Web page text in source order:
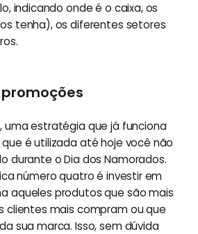
indicando onde é o caixa, os
tenha), os diferentes setores
uma estratégia que já funciona
é utilizada até hoje você não
durante o Dia dos Namorados.
número quatro é investir em
aqueles produtos que são mais
clientes mais compram ou que
sua marca. Isso, sem dúvida